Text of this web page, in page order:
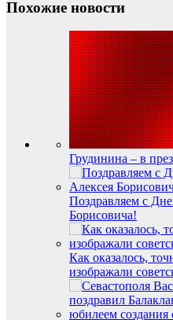
Похожие новости
Грудинина – в
Поздравляем с
Борисовича!
Как оказалось,
изображали